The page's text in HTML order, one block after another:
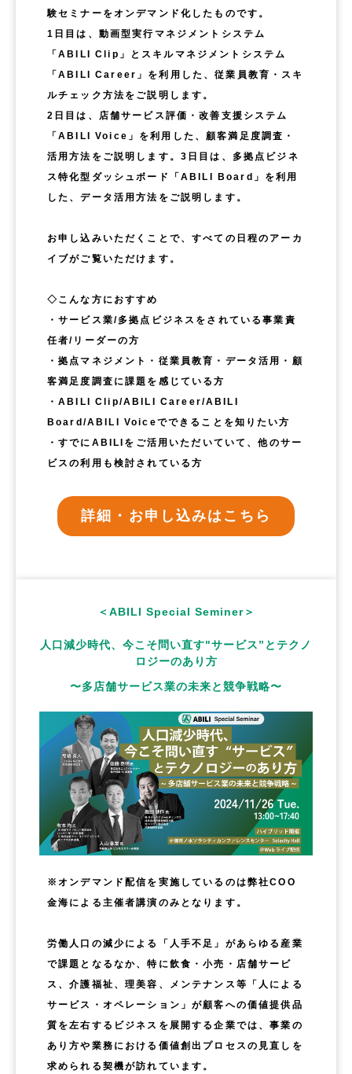
験セミナーをオンデマンド化したものです。
1日目は、動画型実行マネジメントシステム
「ABILI Clip」とスキルマネジメントシステム
「ABILI Career」を利用した、従業員教育・スキ
ルチェック方法をご説明します。
2日目は、店舗サービス評価・改善支援システム
「ABILI Voice」を利用した、顧客満足度調査・
活用方法をご説明します。3日目は、多拠点ビジネ
ス特化型ダッシュボード「ABILI Board」を利用
した、データ活用方法をご説明します。
お申し込みいただくことで、すべての日程のアーカ
イブがご覧いただけます。
◇こんな方におすすめ
・サービス業/多拠点ビジネスをされている事業責
任者/リーダーの方
・拠点マネジメント・従業員教育・データ活用・顧
客満足度調査に課題を感じている方
・ABILI Clip/ABILI Career/ABILI
Board/ABILI Voiceでできることを知りたい方
・すでにABILIをご活用いただいていて、他のサー
ビスの利用も検討されている方
詳細・お申し込みはこちら
＜ABILI Special Seminer＞
人口減少時代、今こそ問い直す"サービス”とテクノ
ロジーのあり方
〜多店舗サービス業の未来と競争戦略〜
※オンデマンド配信を実施しているのは弊社COO
金海による主催者講演のみとなります。
労働人口の減少による「人手不足」があらゆる産業
で課題となるなか、特に飲食・小売・店舗サービ
ス、介護福祉、理美容、メンテナンス等「人による
サービス・オペレーション」が顧客への価値提供品
質を左右するビジネスを展開する企業では、事業の
あり方や業務における価値創出プロセスの見直しを
求められる契機が訪れています。